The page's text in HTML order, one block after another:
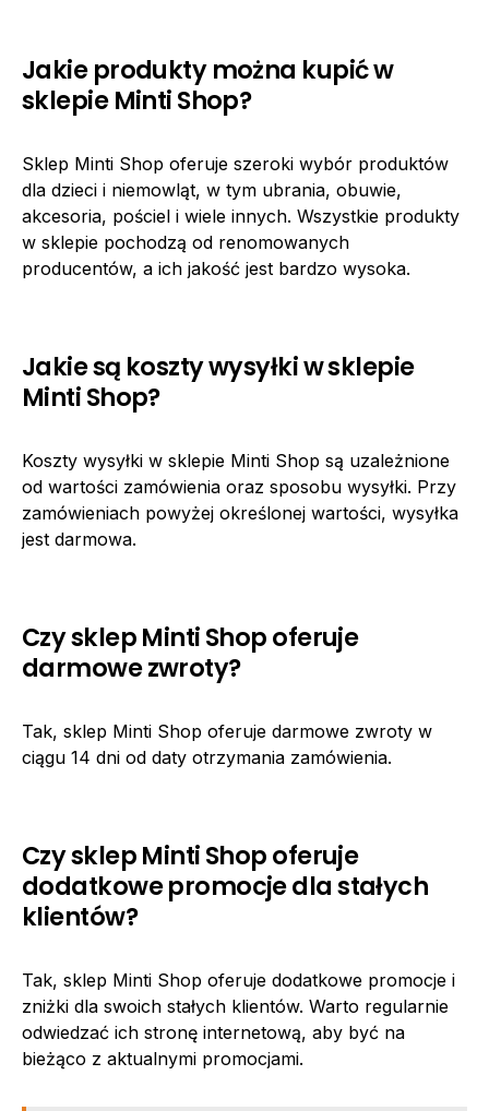
Jakie produkty można kupić w
sklepie Minti Shop?
Sklep Minti Shop oferuje szeroki wybór produktów
dla dzieci i niemowląt, w tym ubrania, obuwie,
akcesoria, pościel i wiele innych. Wszystkie produkty
w sklepie pochodzą od renomowanych
producentów, a ich jakość jest bardzo wysoka.
Jakie są koszty wysyłki w sklepie
Minti Shop?
Koszty wysyłki w sklepie Minti Shop są uzależnione
od wartości zamówienia oraz sposobu wysyłki. Przy
zamówieniach powyżej określonej wartości, wysyłka
jest darmowa.
Czy sklep Minti Shop oferuje
darmowe zwroty?
Tak, sklep Minti Shop oferuje darmowe zwroty w
ciągu 14 dni od daty otrzymania zamówienia.
Czy sklep Minti Shop oferuje
dodatkowe promocje dla stałych
klientów?
Tak, sklep Minti Shop oferuje dodatkowe promocje i
zniżki dla swoich stałych klientów. Warto regularnie
odwiedzać ich stronę internetową, aby być na
bieżąco z aktualnymi promocjami.